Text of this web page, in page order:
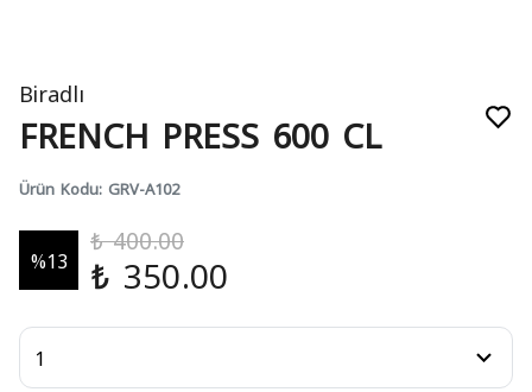
Biradlı
FRENCH PRESS 600 CL
Ürün Kodu: GRV-A102
%13
₺ 400.00
₺ 350.00